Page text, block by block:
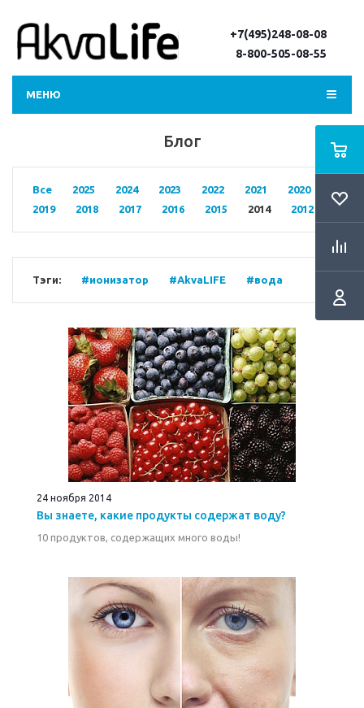
+7(495)248-08-08
8-800-505-08-55
МЕНЮ
Блог
Все 2025 2024 2023 2022 2021
2020
2019
2018 2017 2016 2015 2014 2012
Тэги: #ионизатор #AkvaLIFE #вода
24 ноября 2014
Вы знаете, какие продукты содержат воду?
10 продуктов, содержащих много воды!